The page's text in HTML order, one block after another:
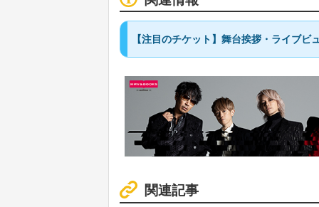
【注目のチケット】舞台挨拶・ライブ
関連記事